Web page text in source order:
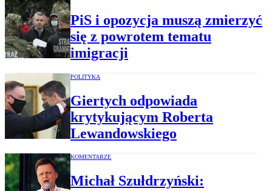
PiS i opozycja muszą zmierzyć
się z powrotem tematu
imigracji
POLITYKA
Giertych odpowiada
krytykującym Roberta
Lewandowskiego
KOMENTARZE
Michał Szułdrzyński: